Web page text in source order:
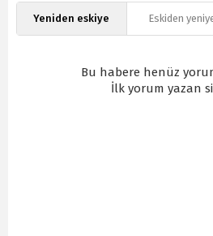
Yeniden eskiye Eskiden
Bu habere henüz
İlk yorum yazan